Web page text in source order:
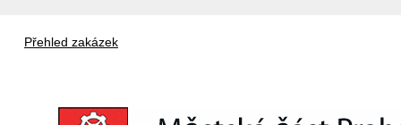
Přehled zakázek